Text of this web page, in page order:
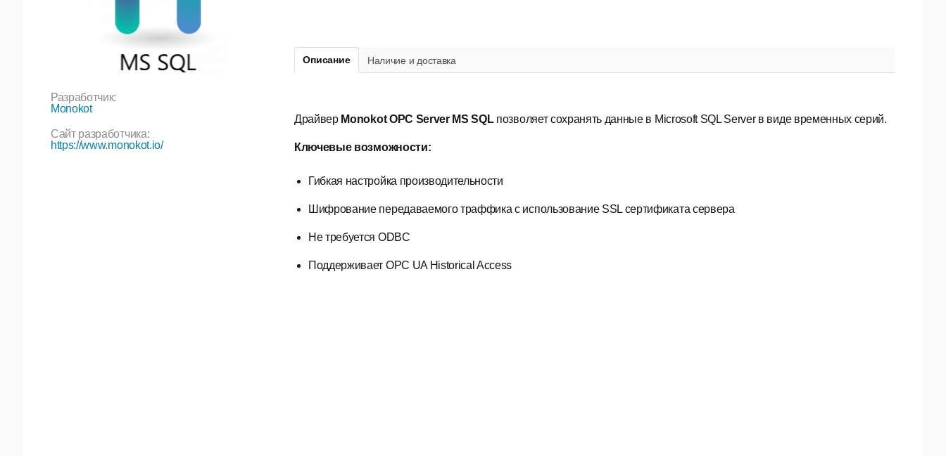
Разработчик:
Monokot
Сайт разработчика:
https://www.monokot.io/
Описание Наличие и доставка
Драйвер Monokot OPC Server MS SQLпозволяет сохранять данные в Microsoft SQL Server в виде временных серий.
Ключевые возможности:
Гибкая настройка производительности
Шифрование передаваемого траффика с использование SSL сертификата сервера
Не требуется ODBC
Поддерживает OPC UA Historical Access